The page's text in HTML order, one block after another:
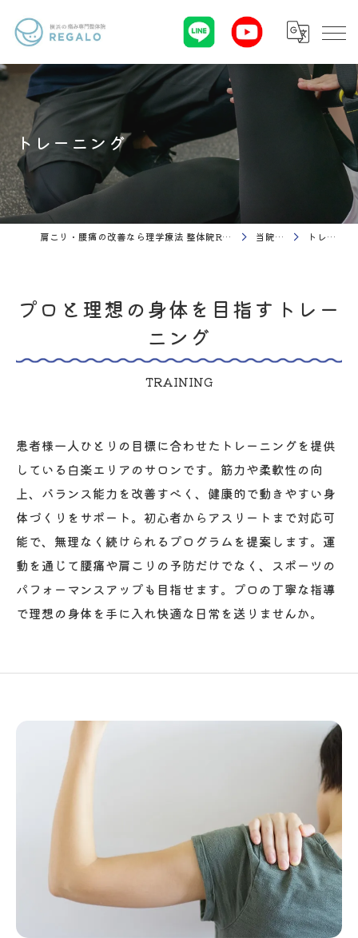
トレーニング
肩こり・腰痛の改善なら理学療法 整体院Regalo（横浜市神奈川区白楽駅） 当院の特徴 トレーニング
プロと理想の身体を目指すトレー
ニング
TRAINING
患者様一人ひとりの目標に合わせたトレーニングを提供
している白楽エリアのサロンです。筋力や柔軟性の向
上、バランス能力を改善すべく、健康的で動きやすい身
体づくりをサポート。初心者からアスリートまで対応可
能で、無理なく続けられるプログラムを提案します。運
動を通じて腰痛や肩こりの予防だけでなく、スポーツの
パフォーマンスアップも目指せます。プロの丁寧な指導
で理想の身体を手に入れ快適な日常を送りませんか。